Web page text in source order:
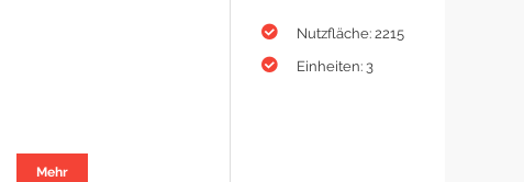
Mehr
Nutzfläche: 2215
Einheiten: 3